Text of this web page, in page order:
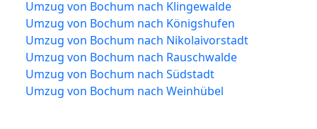
Umzug von Bochum nach Klingewalde
Umzug von Bochum nach Königshufen
Umzug von Bochum nach Nikolaivorstadt
Umzug von Bochum nach Rauschwalde
Umzug von Bochum nach Südstadt
Umzug von Bochum nach Weinhübel